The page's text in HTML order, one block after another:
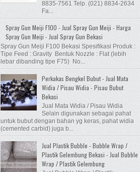
8835-7561 Telp. (021) 8834-2634
Fa...
Spray Gun Meiji F100 - Jual Spray Gun Meiji - Harga
Spray Gun Meiji - Jual Spray Gun Bekasi
Spray Gun Meiji F100 Bekasi Spesifikasi Produk :
Tipe Feed : Gravity Bentuk Nozzle : Flat (lebih
lebar dibanding tipe F75) No...
Perkakas Bengkel Bubut - Jual Mata
Widia / Pisau Widia - Pisau Bubut
Bekasi
Jual Mata Widia / Pisau Widia
Selain digunakan sebagai pahat
untuk bubut dengan bahan yg keras, pahat widia
(cemented carbid) juga b...
Jual Plastik Bubble - Bubble Wrap /
Plastik Gelembung Bekasi - Jual Bubble
Wrap / Plastik Gelembung